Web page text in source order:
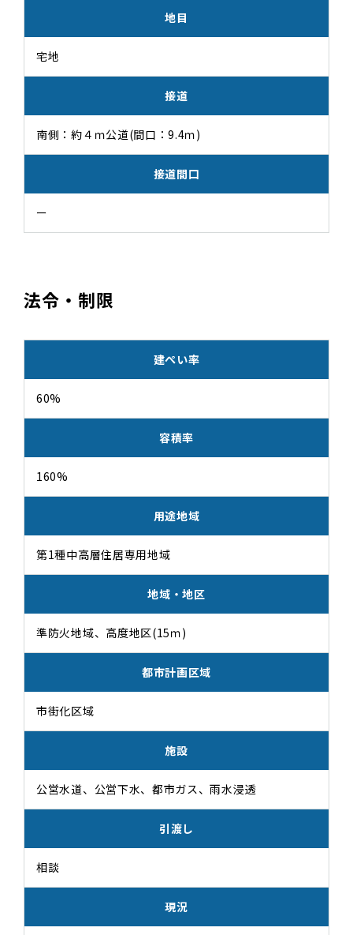
地目
宅地
接道
南側：約４ｍ公道(間口：9.4ｍ)
接道間口
ー
法令・制限
建ぺい率
60%
容積率
160%
用途地域
第1種中高層住居専用地域
地域・地区
準防火地域、高度地区(15ｍ)
都市計画区域
市街化区域
施設
公営水道、公営下水、都市ガス、雨水浸透
引渡し
相談
現況